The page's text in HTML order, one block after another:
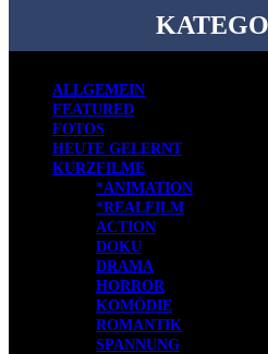
ALLGEMEIN
FEATURED
FOTOS
HEUTE GELERNT
KURZFILME
*ANIMATION
*REALFILM
ACTION
DOKU
DRAMA
HORROR
KOMÖDIE
ROMANTIK
SPANNUNG